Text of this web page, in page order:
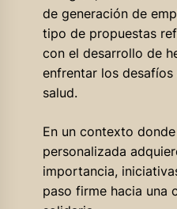
de generación de
tipo de propuestas
con el desarrollo de
enfrentar los
salud.
En un contexto
personalizada
importancia,
paso firme hacia una